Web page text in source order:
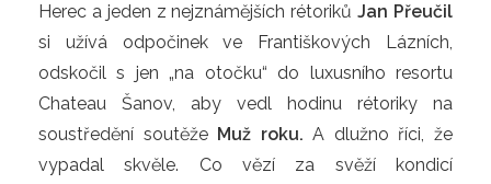
Herec a jeden z nejznámějších rétorikůJan Přeučil
si užívá odpočinek ve Františkových Lázních,
odskočil s jen „na otočku“ do luxusního resortu
Chateau Šanov, aby vedl hodinu rétoriky na
soustředění soutěžeMuž roku.A dlužno říci, že
vypadal skvěle. Co vězí za svěží kondicí